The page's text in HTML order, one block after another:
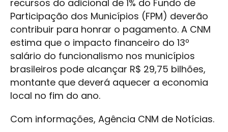
recursos do adicional de 1% do Fundo de
Participação dos Municípios (FPM) deverão
contribuir para honrar o pagamento. A CNM
estima que o impacto financeiro do 13º
salário do funcionalismo nos municípios
brasileiros pode alcançar R$ 29,75 bilhões,
montante que deverá aquecer a economia
local no fim do ano.
Com informações, Agência CNM de Notícias.